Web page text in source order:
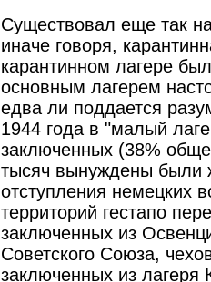
Существовал еще так
иначе говоря,
карантинном лагере
основным лагерем
едва ли поддается
1944 года в "малый
заключенных (38%
тысяч вынуждены были
отступления немецких
территорий гестапо
заключенных из
Советского Союза,
заключенных из лагеря